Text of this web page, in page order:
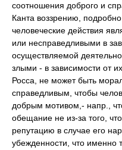
соотношения доброго и
Канта воззрению,
человеческие действия
или несправедливыми в
осуществляемой
злыми - в зависимости от
Росса, не может быть
справедливым, чтобы
добрым мотивом,- напр.,
обещание не из-за того,
репутацию в случае его
убежденности, что именно